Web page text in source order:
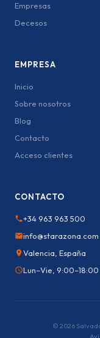
Empresas
Decesos
EMPRESA
Inicio
Sobre nosotros
Blog
Contacto
Acceso clientes
CONTACTO
+34 963 963 500
info@starazona.com
Valencia, España
Lun–Vie, 9:00–18:00
© 2026